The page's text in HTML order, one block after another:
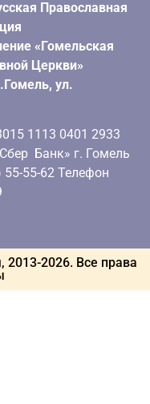
Православная
«Гомельская
Церкви»
ул.
1113 0401 2933
Банк» г. Гомель
55-62 Телефон
2013-2026. Все права